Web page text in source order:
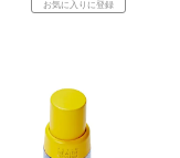
お気に入りに登録